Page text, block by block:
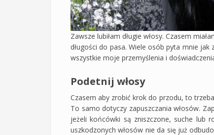
Zawsze lubiłam długie włosy. Czasem
długości do pasa. Wiele osób pyta mnie jak
wszystkie moje przemyślenia i
Podetnij włosy
Czasem aby zrobić krok do przodu, to
To samo dotyczy zapuszczania włosów.
jeżeli końcówki są zniszczone, suche lub
uszkodzonych włosów nie da się już